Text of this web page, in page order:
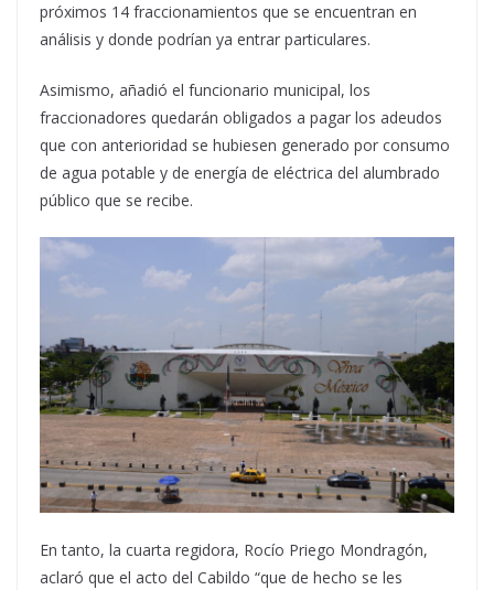
próximos 14 fraccionamientos que se encuentran en
análisis y donde podrían ya entrar particulares.
Asimismo, añadió el funcionario municipal, los
fraccionadores quedarán obligados a pagar los adeudos
que con anterioridad se hubiesen generado por consumo
de agua potable y de energía de eléctrica del alumbrado
público que se recibe.
En tanto, la cuarta regidora, Rocío Priego Mondragón,
aclaró que el acto del Cabildo “que de hecho se les